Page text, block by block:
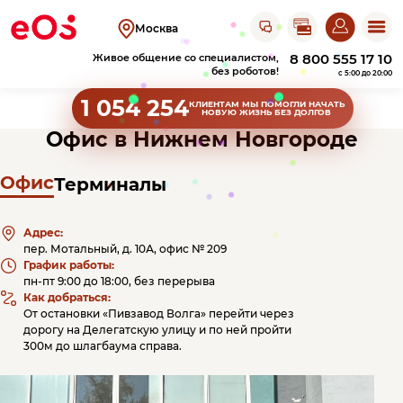
Клиентам
Узнать задолженность
Акции прощения
Личный кабинет
Получить справку
Найти работу
Повысить финграмотность
Вернуться в ЭОС
задолженность
Оплатить на сайте
Оплатить в
Оплатить в СберБанк Онлайн
Оплатить в терминале
Оплатить в магазине
Оплатить в банке
О компании
Об ЭОС Россия
История компании
Карьера в ЭОС
Документы
Контакты
Адреса офисов
Реквизиты
Сайт для юридических лиц
Живое общение со специалистом,
без роботов!
8 800 555 17 10
c 5:00 до 20:00
Открыть чат с ЭОС
Москва
1 054 254КЛИЕНТАМ МЫ ПОМОГЛИ НАЧАТЬ
НОВУЮ ЖИЗНЬ БЕЗ ДОЛГОВ
Офис в Нижнем Новгороде
ОфисТерминалы
Адрес:
пер. Мотальный, д. 10А, офис № 209
График работы:
пн-пт 9:00 до 18:00, без перерыва
Как добраться:
От остановки «Пивзавод Волга» перейти через
дорогу на Делегатскую улицу и по ней пройти
300м до шлагбаума справа.